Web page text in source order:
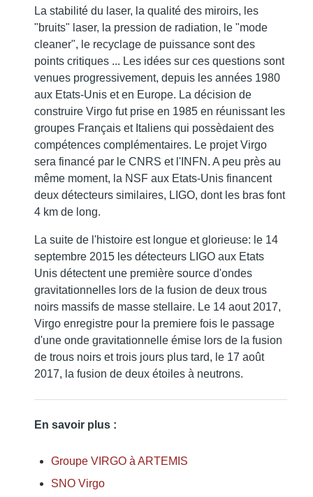
La stabilité du laser, la qualité des miroirs, les
"bruits" laser, la pression de radiation, le "mode
cleaner", le recyclage de puissance sont des
points critiques ... Les idées sur ces questions sont
venues progressivement, depuis les années 1980
aux Etats-Unis et en Europe. La décision de
construire Virgo fut prise en 1985 en réunissant les
groupes Français et Italiens qui possèdaient des
compétences complémentaires. Le projet Virgo
sera financé par le CNRS et l'INFN. A peu près au
même moment, la NSF aux Etats-Unis financent
deux détecteurs similaires, LIGO, dont les bras font
4 km de long.
La suite de l'histoire est longue et glorieuse: le 14
septembre 2015 les détecteurs LIGO aux Etats
Unis détectent une première source d'ondes
gravitationnelles lors de la fusion de deux trous
noirs massifs de masse stellaire. Le 14 aout 2017,
Virgo enregistre pour la premiere fois le passage
d'une onde gravitationnelle émise lors de la fusion
de trous noirs et trois jours plus tard, le 17 août
2017, la fusion de deux étoiles à neutrons.
En savoir plus :
Groupe VIRGO à ARTEMIS
SNO Virgo